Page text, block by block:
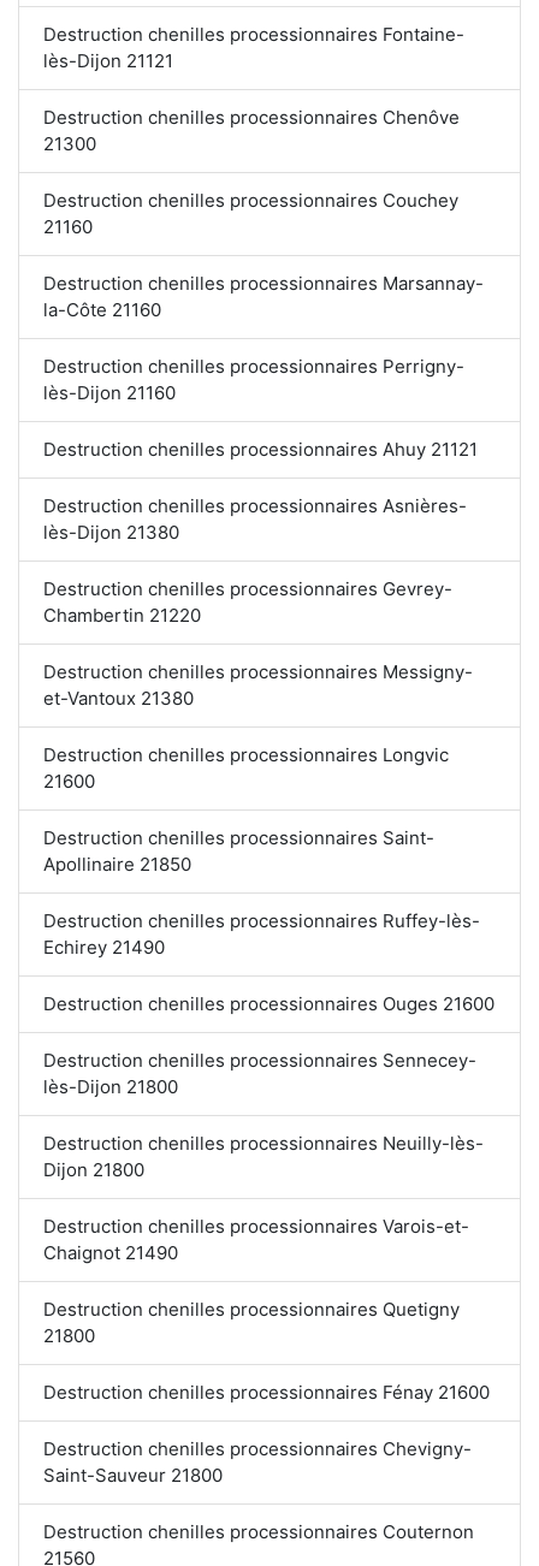
Destruction chenilles processionnaires Fontaine-
lès-Dijon 21121
Destruction chenilles processionnaires Chenôve
21300
Destruction chenilles processionnaires Couchey
21160
Destruction chenilles processionnaires Marsannay-
la-Côte 21160
Destruction chenilles processionnaires Perrigny-
lès-Dijon 21160
Destruction chenilles processionnaires Ahuy 21121
Destruction chenilles processionnaires Asnières-
lès-Dijon 21380
Destruction chenilles processionnaires Gevrey-
Chambertin 21220
Destruction chenilles processionnaires Messigny-
et-Vantoux 21380
Destruction chenilles processionnaires Longvic
21600
Destruction chenilles processionnaires Saint-
Apollinaire 21850
Destruction chenilles processionnaires Ruffey-lès-
Echirey 21490
Destruction chenilles processionnaires Ouges 21600
Destruction chenilles processionnaires Sennecey-
lès-Dijon 21800
Destruction chenilles processionnaires Neuilly-lès-
Dijon 21800
Destruction chenilles processionnaires Varois-et-
Chaignot 21490
Destruction chenilles processionnaires Quetigny
21800
Destruction chenilles processionnaires Fénay 21600
Destruction chenilles processionnaires Chevigny-
Saint-Sauveur 21800
Destruction chenilles processionnaires Couternon
21560